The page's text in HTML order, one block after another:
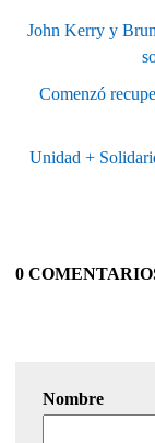
John Kerry y
Comenzó
Unidad +
0
Nombre